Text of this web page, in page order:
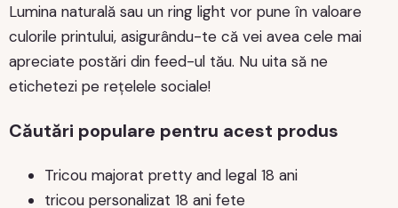
Lumina naturală sau un ring light vor pune în valoare
culorile printului, asigurându-te că vei avea cele mai
apreciate postări din feed-ul tău. Nu uita să ne
etichetezi pe rețelele sociale!
Căutări populare pentru acest produs
Tricou majorat pretty and legal 18 ani
tricou personalizat 18 ani fete